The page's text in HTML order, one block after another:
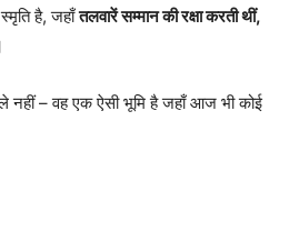
है, जहाँतलवारें सम्मान की रक्षा करती थीं,
– वह एक ऐसी भूमि है जहाँ आज भी कोई